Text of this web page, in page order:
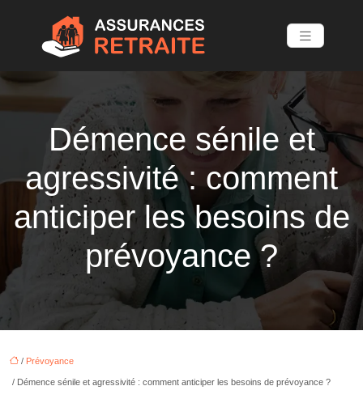
Démence sénile et
agressivité : comment
anticiper les besoins de
prévoyance ?
/ Prévoyance
/ Démence sénile et agressivité : comment anticiper les besoins de prévoyance ?